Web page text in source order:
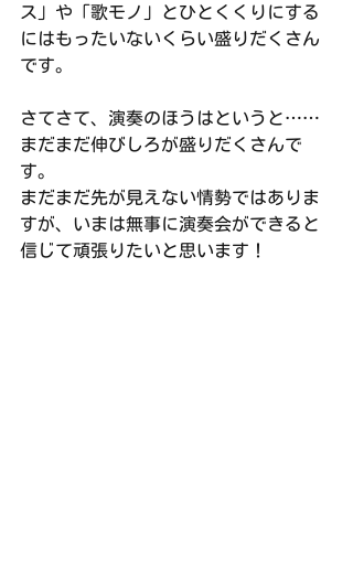
ス」や「歌モノ」とひとくくりにする
にはもったいないくらい盛りだくさん
です。
さてさて、演奏のほうはというと……
まだまだ伸びしろが盛りだくさんで
す。
まだまだ先が見えない情勢ではありま
すが、いまは無事に演奏会ができると
信じて頑張りたいと思います！